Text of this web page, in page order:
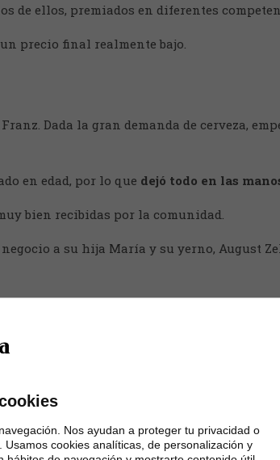
de ellos, premiados en diferentes
precio final realmente bajo.
Dada la gran demanda de cerveza,
en edad, por lo que dejó todo en las
bien recibidas por la comunidad.
a su hija María y su yerno, August
casi terminancon Ayinger.
complicó los planes de expandirse a
paralizar
a manos de la hija mayor del matrimonio
Nos ayudan a proteger tu privacidad o
. Usamos cookies analíticas, de personalización y